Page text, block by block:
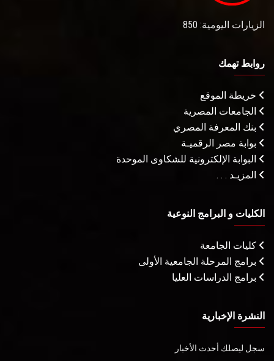
الزيارات اليومية: 850
روابط تهمك
خريطة الموقع
الجامعات المصرية
بنك المعرفة المصري
بوابة مصر الرقميـة
البوابة الإلكترونية للشكاوى الموحدة
المزيـد . . .
الكليات و البرامج النوعية
كليات الجامعة
برامج المرحلة الجامعية الأولى
برامج الدراسات العليا
النشرة الإخبارية
سجل ليصلك أحدث الأخبار